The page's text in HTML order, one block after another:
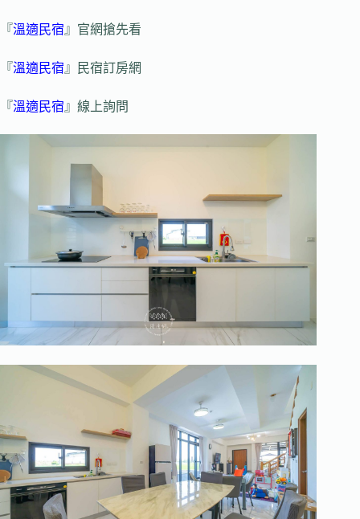
『溫適民宿 』官網搶先看
『溫適民宿 』民宿訂房網
『溫適民宿 』線上詢問